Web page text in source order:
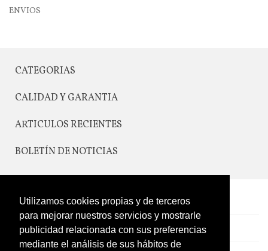
Utilizamos cookies propias y de terceros
para mejorar nuestros servicios y mostrarle
publicidad relacionada con sus preferencias
mediante el análisis de sus hábitos de
ENVIOS
CATEGORIAS
CALIDAD Y GARANTIA
ARTICULOS RECIENTES
BOLETÍN DE NOTICIAS
CONTACTO
LEGAL